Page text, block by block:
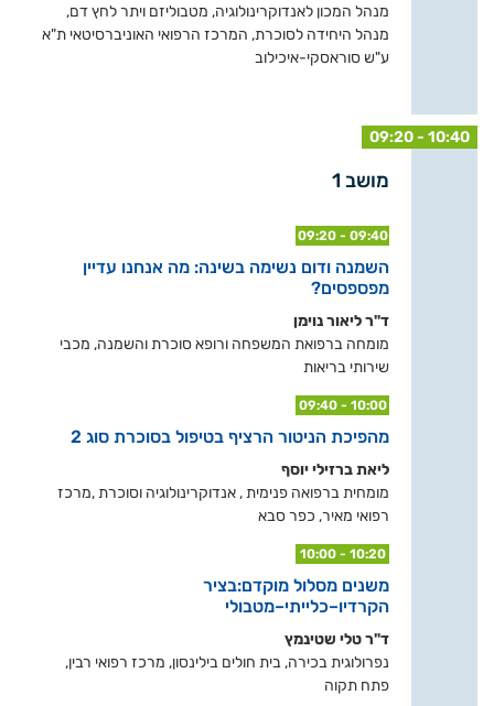
מנהל המכון לאנדוקרינולוגיה, מטבוליזם ויתר לחץ דם,
מנהל היחידה לסוכרת, המרכז הרפואי האוניברסיטאי ת"א
ע"ש סוראסקי-איכילוב
09:20 - 10:40
מושב 1
09:20 - 09:40
השמנה ודום נשימה בשינה: מה אנחנו עדיין
מפספסים?
ד"ר ליאור נוימן
מומחה ברפואת המשפחה ורופא סוכרת והשמנה, מכבי
שירותי בריאות
09:40 - 10:00
מהפיכת הניטור הרציף בטיפול בסוכרת סוג 2
ליאת ברזילי יוסף
מומחית ברפואה פנימית , אנדוקרינולוגיה וסוכרת ,מרכז
רפואי מאיר, כפר סבא
10:00 - 10:20
משנים מסלול מוקדם:בציר
הקרדיו–כלייתי–מטבולי
ד"ר טלי שטינמץ
נפרולוגית בכירה, בית חולים בילינסון, מרכז רפואי רבין,
פתח תקוה